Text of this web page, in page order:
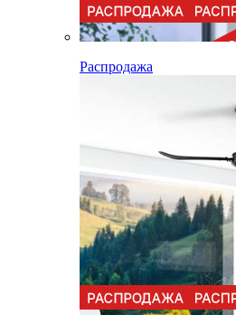
Распродажа